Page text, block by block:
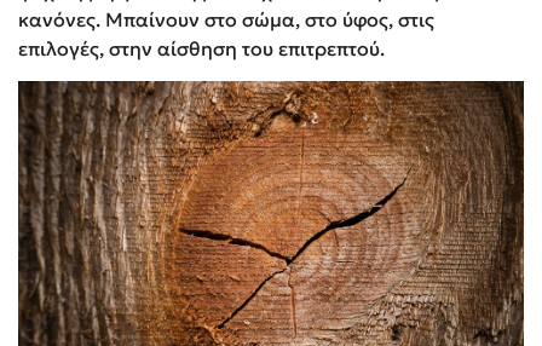
κανόνες. Μπαίνουν στο σώμα, στο ύφος, στις
επιλογές, στην αίσθηση του επιτρεπτού.